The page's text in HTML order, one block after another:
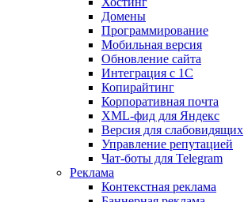
Домены
Программирование
Мобильная версия
Обновление сайта
Интеграция с 1С
Копирайтинг
Корпоративная почта
XML-фид для Яндекс
Версия для слабовидящих
Управление репутацией
Чат-боты для Telegram
Реклама
Контекстная реклама